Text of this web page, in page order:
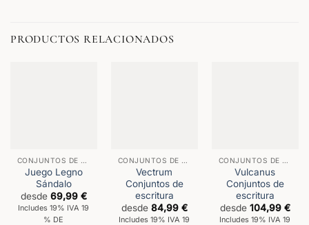
PRODUCTOS RELACIONADOS
CONJUNTOS DE ESCRITURA
Juego Legno
Sándalo
desde 69,99 €
Includes 19% IVA 19
% DE
CONJUNTOS DE ESCRITURA
Vectrum
Conjuntos de
escritura
desde 84,99 €
Includes 19% IVA 19
CONJUNTOS DE ESCRITURA
Vulcanus
Conjuntos de
escritura
desde 104,99 €
Includes 19% IVA 19